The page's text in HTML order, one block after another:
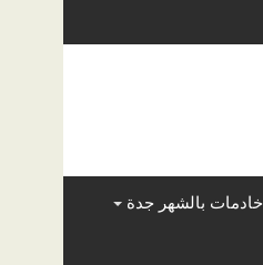
خادمات بالشهر جدة